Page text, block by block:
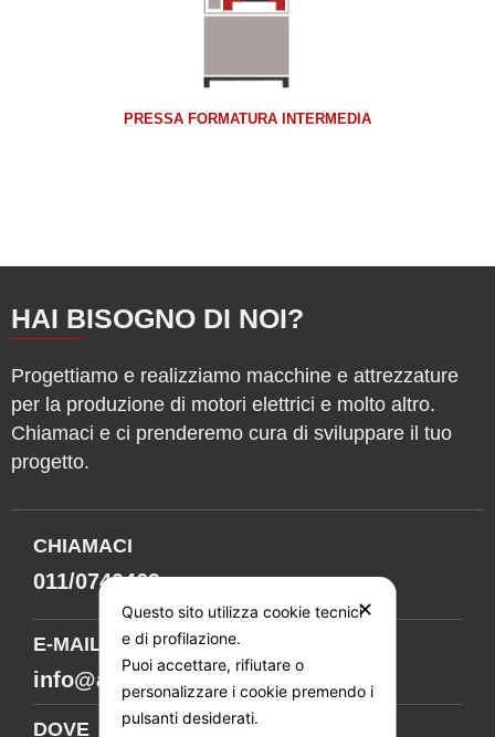
PRESSA FORMATURA INTERMEDIA
HAI BISOGNO DI NOI?
Progettiamo e realizziamo macchine e attrezzature
per la produzione di motori elettrici e molto altro.
Chiamaci e ci prenderemo cura di sviluppare il tuo
progetto.
CHIAMACI
011/0740469
E-MAIL
info@amgmechanics.it
DOVE
✕
Questo sito utilizza cookie tecnici
e di profilazione.
Puoi accettare, rifiutare o
personalizzare i cookie premendo i
pulsanti desiderati.